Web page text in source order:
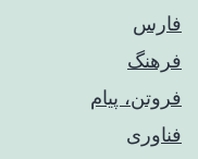
فارس
فرهنگ
فروتن، پیام
فناوری